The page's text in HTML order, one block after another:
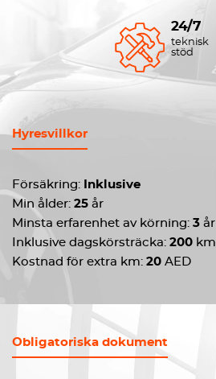
24/7
teknisk
stöd
Hyresvillkor
Försäkring:
Inklusive
Min ålder: 25 år
Minsta erfarenhet av körning: 3 år
Inklusive dagskörsträcka: 200 km
Kostnad för extra km: 20 AED
Obligatoriska dokument